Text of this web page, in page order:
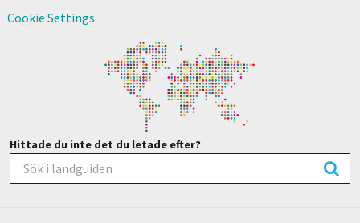
Cookie Settings
Hittade du inte det du letade efter?